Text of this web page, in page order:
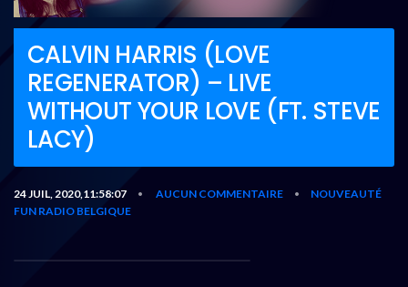
CALVIN HARRIS (LOVE
REGENERATOR) – LIVE
WITHOUT YOUR LOVE (FT. STEVE
LACY)
24 JUIL, 2020,11:58:07 • AUCUN COMMENTAIRE •
NOUVEAUTÉ
FUN RADIO BELGIQUE